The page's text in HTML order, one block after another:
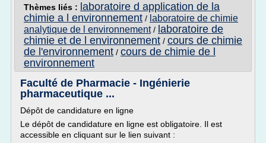
Thèmes liés : laboratoire d application de la
chimie a l environnement / laboratoire de chimie
analytique de l environnement/ laboratoire de
chimie et de l environnement / cours de chimie
de l'environnement / cours de chimie de l
environnement
Faculté de Pharmacie - Ingénierie
pharmaceutique ...
Dépôt de candidature en ligne
Le dépôt de candidature en ligne est obligatoire. Il est
accessible en cliquant sur le lien suivant :